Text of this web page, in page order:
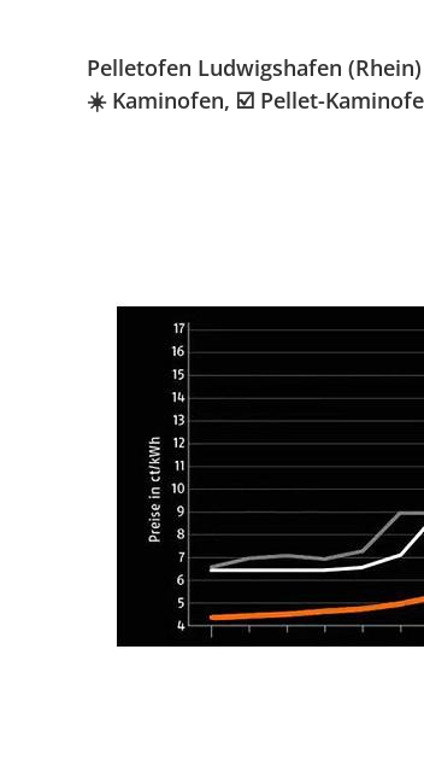
Pelletofen Ludwigshafen
☀️ Kaminofen, ☑️ Pellet-